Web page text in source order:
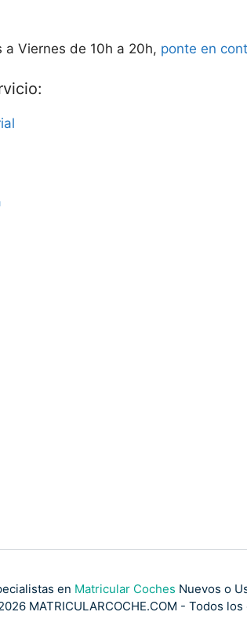
Viernes de 10h a 20h, ponte en
en Matricular Coches Nuevos o
MATRICULARCOCHE.COM - Todos los